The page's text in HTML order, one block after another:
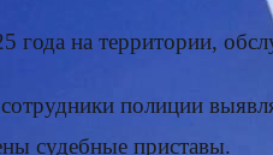
года на территории,
полиции
судебные приставы.